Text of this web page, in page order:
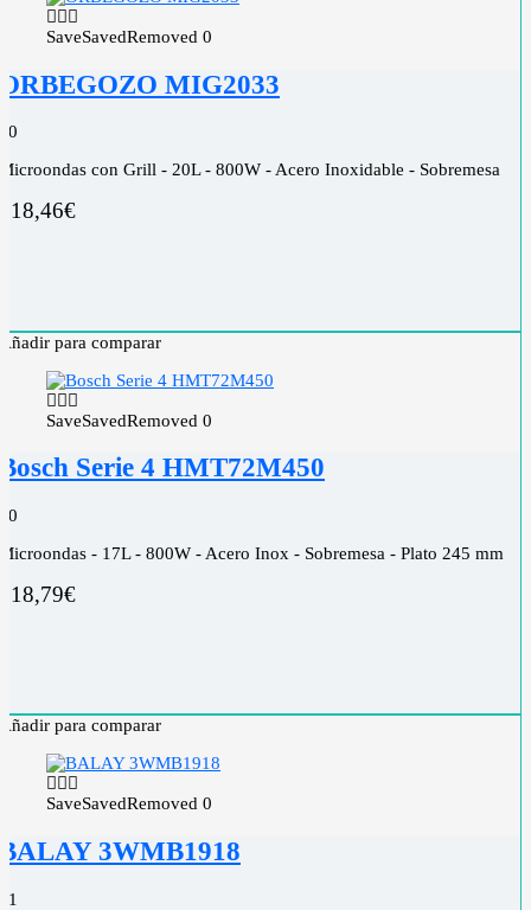
SaveSavedRemoved 0
ORBEGOZO MIG2033
0
Microondas con Grill - 20L - 800W - Acero Inoxidable - Sobremesa
118,46€
Añadir para comparar
SaveSavedRemoved 0
Bosch Serie 4 HMT72M450
0
Microondas - 17L - 800W - Acero Inox - Sobremesa - Plato 245 mm
118,79€
Añadir para comparar
SaveSavedRemoved 0
BALAY 3WMB1918
1